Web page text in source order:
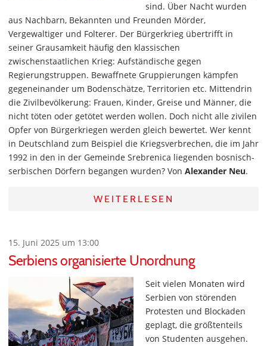
sind. Über Nacht wurden
aus Nachbarn, Bekannten und Freunden Mörder,
Vergewaltiger und Folterer. Der Bürgerkrieg übertrifft in
seiner Grausamkeit häufig den klassischen
zwischenstaatlichen Krieg: Aufständische gegen
Regierungstruppen. Bewaffnete Gruppierungen kämpfen
gegeneinander um Bodenschätze, Territorien etc. Mittendrin
die Zivilbevölkerung: Frauen, Kinder, Greise und Männer, die
nicht töten oder getötet werden wollen. Doch nicht alle zivilen
Opfer von Bürgerkriegen werden gleich bewertet. Wer kennt
in Deutschland zum Beispiel die Kriegsverbrechen, die im Jahr
1992 in den in der Gemeinde Srebrenica liegenden bosnisch-
serbischen Dörfern begangen wurden? Von Alexander Neu.
WEITERLESEN
15. Juni 2025 um 13:00
Serbiens organisierte Unordnung
Seit vielen Monaten wird
Serbien von störenden
Protesten und Blockaden
geplagt, die größtenteils
von Studenten ausgehen.